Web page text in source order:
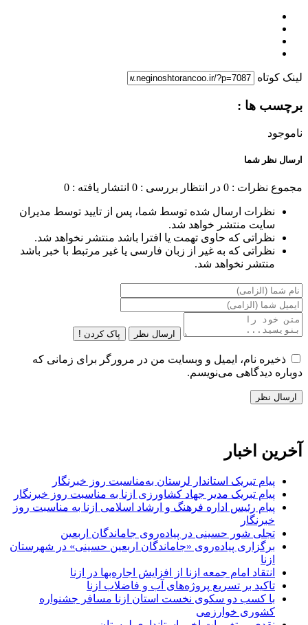
لینک کوتاه
برچسب ها :
ناموجود
ارسال نظر شما
مجموع نظرات : 0 در انتظار بررسی : 0 انتشار یافته : 0
نظرات ارسال شده توسط شما، پس از تایید توسط مدیران
سایت منتشر خواهد شد.
نظراتی که حاوی تهمت یا افترا باشد منتشر نخواهد شد.
نظراتی که به غیر از زبان فارسی یا غیر مرتبط با خبر باشد
منتشر نخواهد شد.
ارسال نظر پاک کردن !
ذخیره نام، ایمیل و وبسایت من در مرورگر برای زمانی که
دوباره دیدگاهی می‌نویسم.
آخرین اخبار
پیام تبریک استاندار لرستان به‌مناسبت روز خبرنگار
پیام تبریک مدیر جهاد کشاورزی ازنا به مناسبت روز خبرنگار
پیام رئیس اداره فرهنگ و ارشاد اسلامی ازنا به مناسبت روز
خبرنگار
تجلی شور حسینی در پیاده‌روی جاماندگان اربعین
برگزاری پیاده‌روی «جاماندگان اربعین حسینی» در شهرستان
ازنا
انتقاد امام جمعه ازنا از افزایش اجاره‌بها در ازنا
تاکید بر تسریع پروژه‌های آب و فاضلاب ازنا
با کسب دو سکوی نخست استان ازنا مسافر جشنواره
کشوری خوارزمی